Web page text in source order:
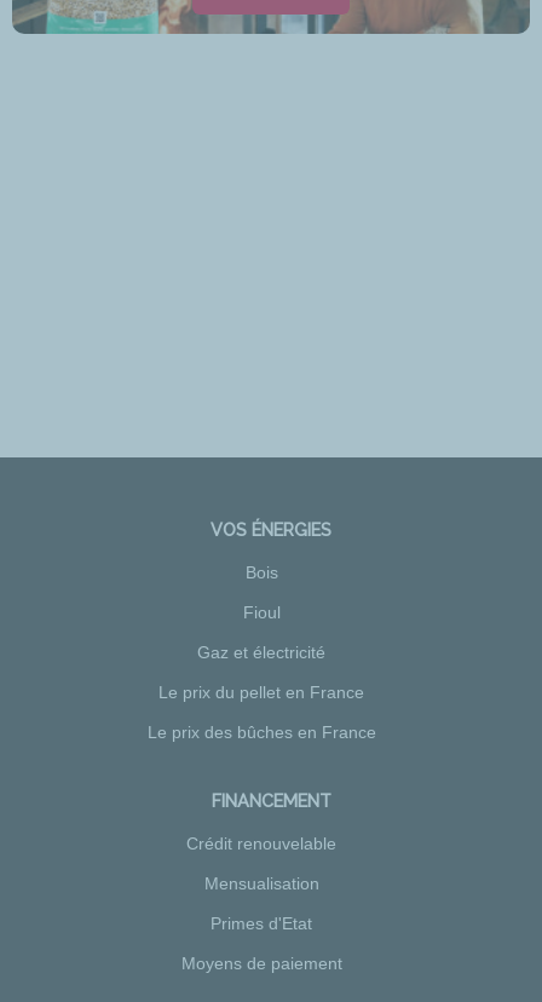
VOS ÉNERGIES
Bois
Fioul
Gaz et électricité
Le prix du pellet en France
Le prix des bûches en France
FINANCEMENT
Crédit renouvelable
Mensualisation
Primes d'Etat
Moyens de paiement